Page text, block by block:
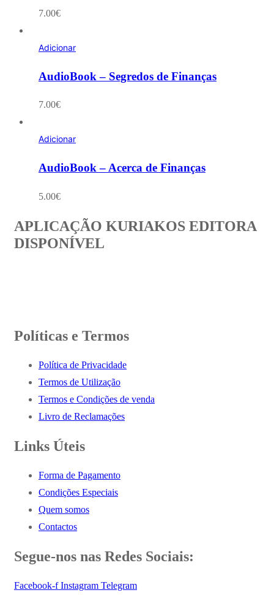
7.00€
Adicionar
AudioBook – Segredos de Finanças
7.00€
Adicionar
AudioBook – Acerca de Finanças
5.00€
APLICAÇÃO KURIAKOS EDITORA
DISPONÍVEL
Políticas e Termos
Política de Privacidade
Termos de Utilização
Termos e Condições de venda
Livro de Reclamações
Links Úteis
Forma de Pagamento
Condições Especiais
Quem somos
Contactos
Segue-nos nas Redes Sociais:
Facebook-f Instagram Telegram